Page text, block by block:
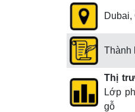
Thành
Thị
Lớp
gỗ